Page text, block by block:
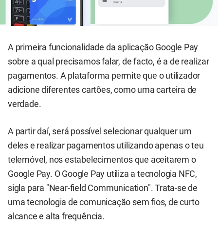
A primeira funcionalidade da aplicação Google Pay
sobre a qual precisamos falar, de facto, é a de realizar
pagamentos. A plataforma permite que o utilizador
adicione diferentes cartões, como uma carteira de
verdade.
A partir daí, será possível selecionar qualquer um
deles e realizar pagamentos utilizando apenas o teu
telemóvel, nos estabelecimentos que aceitarem o
Google Pay. O Google Pay utiliza a tecnologia NFC,
sigla para "Near-field Communication". Trata-se de
uma tecnologia de comunicação sem fios, de curto
alcance e alta frequência.